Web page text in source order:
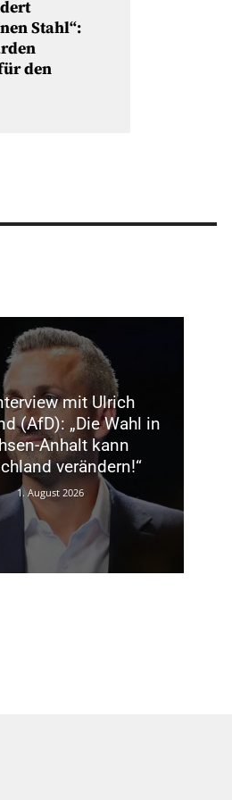
Stahl“:
den
mit Ulrich
(AfD): „Die Wahl in
Anhalt kann
verändern!“
1. August 2026